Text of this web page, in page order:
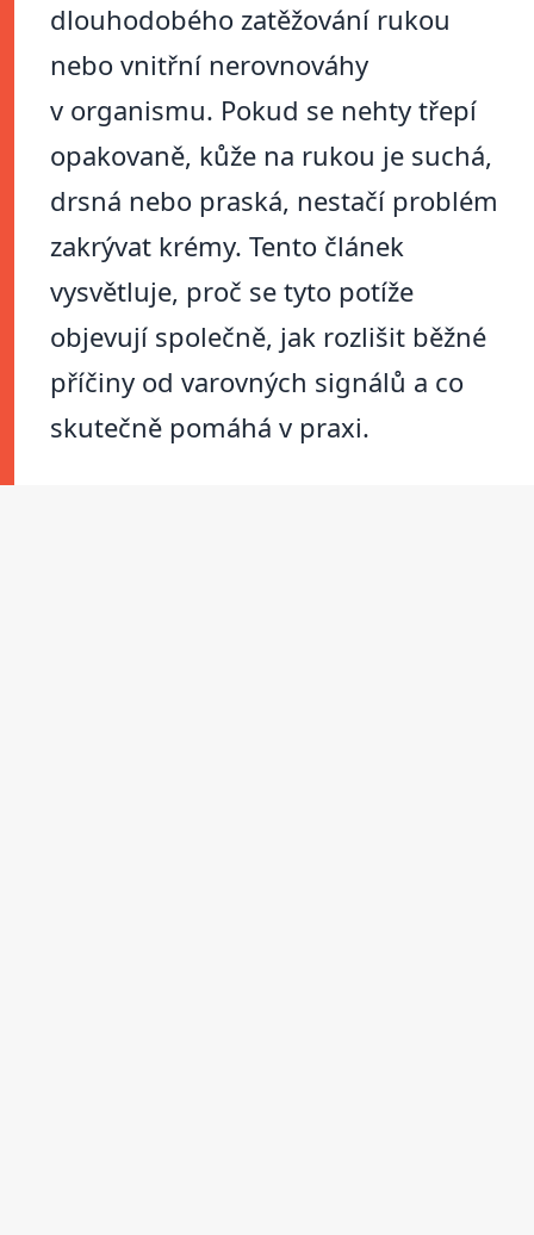
dlouhodobého zatěžování rukou
nebo vnitřní nerovnováhy
v organismu. Pokud se nehty třepí
opakovaně, kůže na rukou je suchá,
drsná nebo praská, nestačí problém
zakrývat krémy. Tento článek
vysvětluje, proč se tyto potíže
objevují společně, jak rozlišit běžné
příčiny od varovných signálů a co
skutečně pomáhá v praxi.